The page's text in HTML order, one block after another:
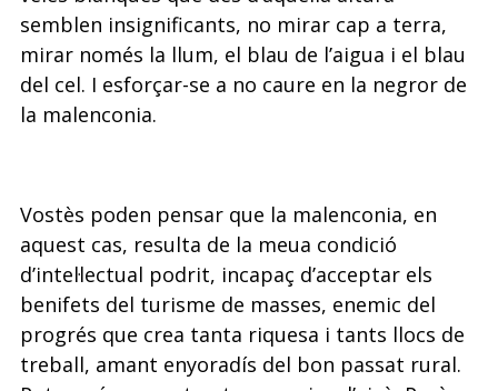
semblen insignificants, no mirar cap a terra,
mirar només la llum, el blau de l’aigua i el blau
del cel. I esforçar-se a no caure en la negror de
la malen­conia.
Vostès poden pensar que la malenconia, en
aquest cas, resulta de la meua condició
d’intel·lectual podrit, incapaç d’acceptar els
benifets del turisme de masses, enemic del
progrés que crea tanta riquesa i tants llocs de
treball, amant enyoradís del bon passat rural.